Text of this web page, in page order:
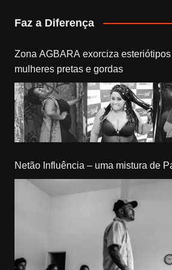
Faz a Diferença
Zona AGBARA exorciza
mulheres pretas e gordas
Netão Influência – uma mistura de